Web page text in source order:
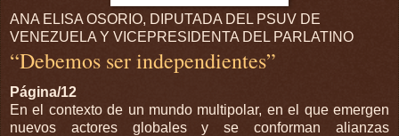
ANA ELISA OSORIO, DIPUTADA DEL PSUV DE
VENEZUELA Y VICEPRESIDENTA DEL PARLATINO
“Debemos ser independientes”
Página/12
En el contexto de un mundo multipolar, en el que emergen
nuevos actores globales y se conforman alianzas